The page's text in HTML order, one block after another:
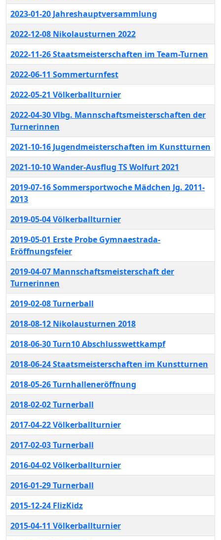
2023-01-20 Jahreshauptversammlung
2022-12-08 Nikolausturnen 2022
2022-11-26 Staatsmeisterschaften im Team-Turnen
2022-06-11 Sommerturnfest
2022-05-21 Völkerballturnier
2022-04-30 Vlbg. Mannschaftsmeisterschaften der
Turnerinnen
2021-10-16 Jugendmeisterschaften im Kunstturnen
2021-10-10 Wander-Ausflug TS Wolfurt 2021
2019-07-16 Sommersportwoche Mädchen Jg. 2011-
2013
2019-05-04 Völkerballturnier
2019-05-01 Erste Probe Gymnaestrada-
Eröffnungsfeier
2019-04-07 Mannschaftsmeisterschaft der
Turnerinnen
2019-02-08 Turnerball
2018-08-12 Nikolausturnen 2018
2018-06-30 Turn10 Abschlusswettkampf
2018-06-24 Staatsmeisterschaften im Kunstturnen
2018-05-26 Turnhalleneröffnung
2018-02-02 Turnerball
2017-04-22 Völkerballturnier
2017-02-03 Turnerball
2016-04-02 Völkerballturnier
2016-01-29 Turnerball
2015-12-24 FlizKidz
2015-04-11 Völkerballturnier